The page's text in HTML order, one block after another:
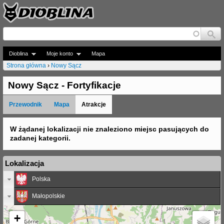
Jump to navigation
Dioblina Moje konto Mapa
J
e
s
e
ś
t
t
a
Strona główna › Nowy Sącz
Nowy Sącz - Fortyfikacje
Przewodnik Mapa Atrakcje
W żądanej lokalizacji nie znaleziono miejsc pasujących do
zadanej kategorii.
Lokalizacja
Polska
Małopolskie
+